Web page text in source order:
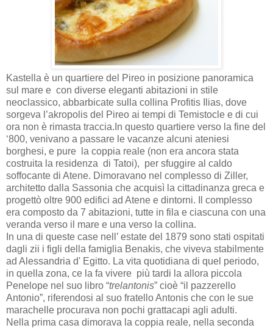
Kastella è un quartiere del Pireo in posizione panoramica
sul mare e con diverse eleganti abitazioni in stile
neoclassico, abbarbicate sulla collina Profitis Ilias, dove
sorgeva l’akropolis del Pireo ai tempi di Temistocle e di cui
ora non è rimasta traccia. In questo quartiere verso la fine del
‘800, venivano a passare le vacanze alcuni ateniesi
borghesi, e pure la coppia reale (non era ancora stata
costruita la residenza di Tatoi), per sfuggire al caldo
soffocante di Atene. Dimoravano nel complesso di Ziller,
architetto dalla Sassonia che acquisì la cittadinanza greca e
progettò oltre 900 edifici ad Atene e dintorni. Il complesso
era composto da 7 abitazioni, tutte in fila e ciascuna con una
veranda verso il mare e una verso la collina.
In una di queste case nell’ estate del 1879 sono stati ospitati
dagli zii i figli della famiglia Benakis, che viveva stabilmente
ad Alessandria d' Egitto. La vita quotidiana di quel periodo,
in quella zona, ce la fa vivere più tardi la allora piccola
Penelope nel suo libro “trelantonis” cioè “il pazzerello
Antonio”, riferendosi al suo fratello Antonis che con le sue
marachelle procurava non pochi grattacapi agli adulti.
Nella prima casa dimorava la coppia reale, nella seconda